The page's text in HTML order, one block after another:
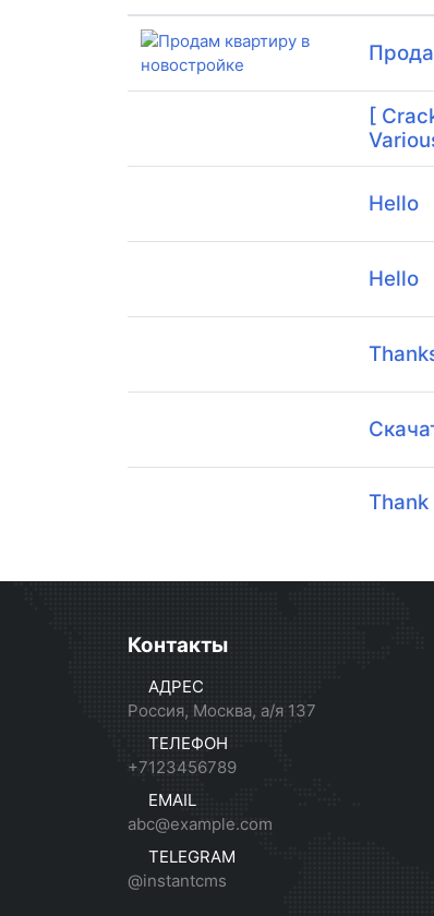
[
Hello
Hello
Thank
Контакты
АДРЕС
Россия, Москва, а/я 137
ТЕЛЕФОН
+7123456789
EMAIL
abc@example.com
TELEGRAM
@instantcms